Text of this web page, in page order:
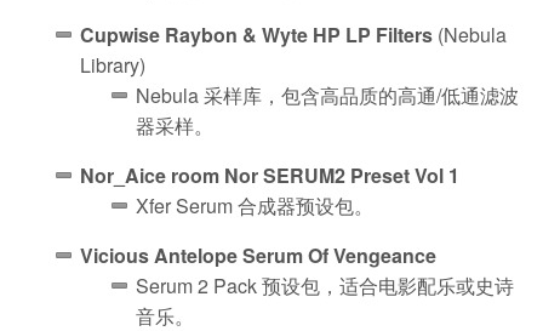
Cupwise Raybon & Wyte HP LP Filters (Nebula
Library)
Nebula 采样库，包含高品质的高通/低通滤波
器采样。
Nor_Aice room Nor SERUM2 Preset Vol 1
Xfer Serum 合成器预设包。
Vicious Antelope Serum Of Vengeance
Serum 2 Pack 预设包，适合电影配乐或史诗
音乐。